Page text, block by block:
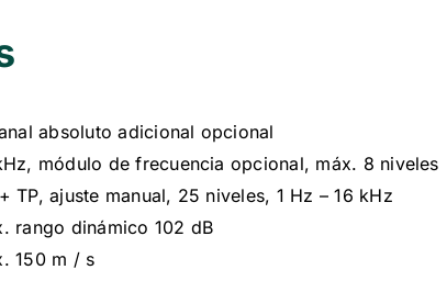
absoluto adicional opcional
módulo de frecuencia opcional, máx. 8 niveles
TP, ajuste manual, 25 niveles, 1 Hz – 16 kHz
rango dinámico 102 dB
150 m / s